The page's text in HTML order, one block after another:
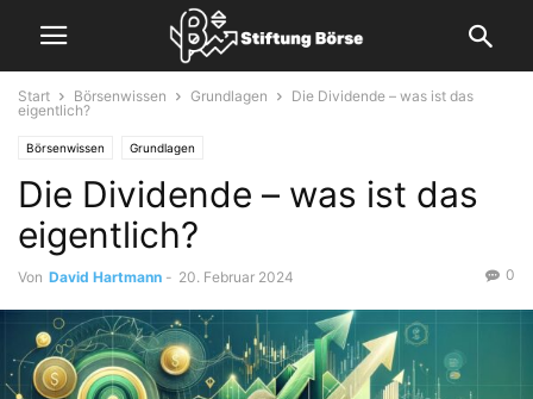
Start Börsenwissen Grundlagen
Die Dividende – was ist das
eigentlich?
Börsenwissen Grundlagen
Die Dividende – was ist das
eigentlich?
Von David Hartmann - 20. Februar 2024 0